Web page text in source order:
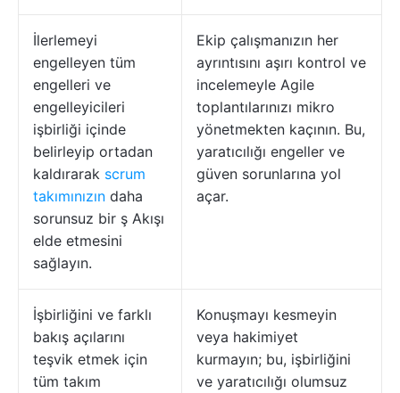
İlerlemeyi
engelleyen tüm
engelleri ve
engelleyicileri
işbirliği içinde
belirleyip ortadan
kaldırarak scrum
takımınızın daha
sorunsuz bir ş Akışı
elde etmesini
sağlayın.
Ekip çalışmanızın her
ayrıntısını aşırı kontrol ve
incelemeyle Agile
toplantılarınızı mikro
yönetmekten kaçının. Bu,
yaratıcılığı engeller ve
güven sorunlarına yol
açar.
İşbirliğini ve farklı
bakış açılarını
teşvik etmek için
tüm takım
Konuşmayı kesmeyin
veya hakimiyet
kurmayın; bu, işbirliğini
ve yaratıcılığı olumsuz